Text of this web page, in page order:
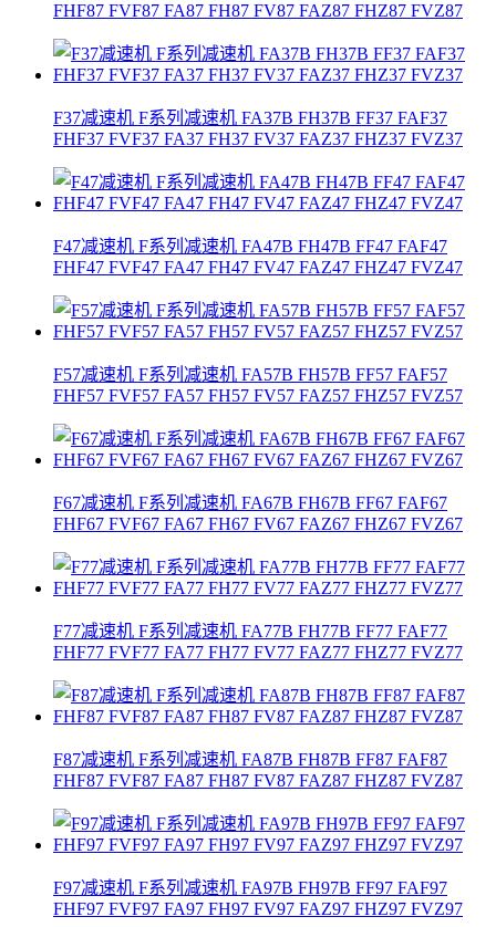
FHF87 FVF87 FA87 FH87 FV87 FAZ87 FHZ87 FVZ87
F37减速机 F系列减速机 FA37B FH37B FF37 FAF37
FHF37 FVF37 FA37 FH37 FV37 FAZ37 FHZ37 FVZ37
F47减速机 F系列减速机 FA47B FH47B FF47 FAF47
FHF47 FVF47 FA47 FH47 FV47 FAZ47 FHZ47 FVZ47
F57减速机 F系列减速机 FA57B FH57B FF57 FAF57
FHF57 FVF57 FA57 FH57 FV57 FAZ57 FHZ57 FVZ57
F67减速机 F系列减速机 FA67B FH67B FF67 FAF67
FHF67 FVF67 FA67 FH67 FV67 FAZ67 FHZ67 FVZ67
F77减速机 F系列减速机 FA77B FH77B FF77 FAF77
FHF77 FVF77 FA77 FH77 FV77 FAZ77 FHZ77 FVZ77
F87减速机 F系列减速机 FA87B FH87B FF87 FAF87
FHF87 FVF87 FA87 FH87 FV87 FAZ87 FHZ87 FVZ87
F97减速机 F系列减速机 FA97B FH97B FF97 FAF97
FHF97 FVF97 FA97 FH97 FV97 FAZ97 FHZ97 FVZ97